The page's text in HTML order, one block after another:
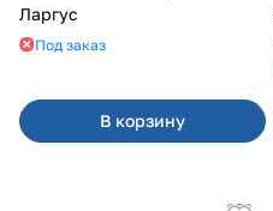
Ларгус
Под заказ
В корзину